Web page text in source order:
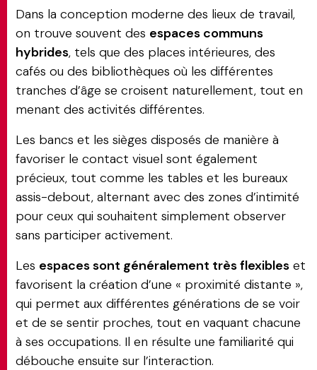
Dans la conception moderne des lieux de travail,
on trouve souvent des espaces communs
hybrides, tels que des places intérieures, des
cafés ou des bibliothèques où les différentes
tranches d’âge se croisent naturellement, tout en
menant des activités différentes.
Les bancs et les sièges disposés de manière à
favoriser le contact visuel sont également
précieux, tout comme les tables et les bureaux
assis-debout, alternant avec des zones d’intimité
pour ceux qui souhaitent simplement observer
sans participer activement.
Les espaces sont généralement très flexibles et
favorisent la création d’une « proximité distante »,
qui permet aux différentes générations de se voir
et de se sentir proches, tout en vaquant chacune
à ses occupations. Il en résulte une familiarité qui
débouche ensuite sur l’interaction.